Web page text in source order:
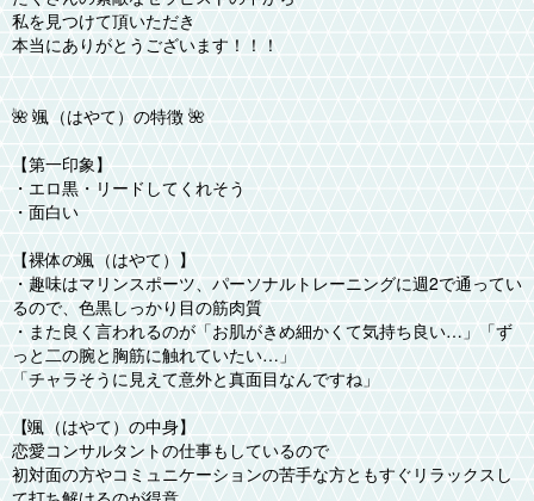
私を見つけて頂いただき
本当にありがとうございます！！！
🌺 颯（はやて）の特徴 🌺
【第一印象】
・エロ黒・リードしてくれそう
・面白い
【裸体の颯（はやて）】
・趣味はマリンスポーツ、パーソナルトレーニングに週2で通ってい
るので、色黒しっかり目の筋肉質
・また良く言われるのが「お肌がきめ細かくて気持ち良い…」「ず
っと二の腕と胸筋に触れていたい…」
「チャラそうに見えて意外と真面目なんですね」
【颯（はやて）の中身】
恋愛コンサルタントの仕事もしているので
初対面の方やコミュニケーションの苦手な方ともすぐリラックスし